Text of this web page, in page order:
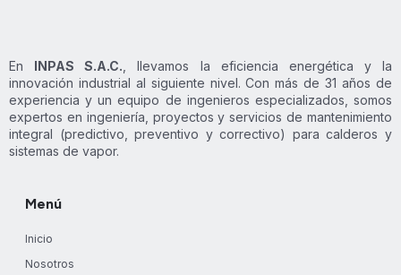
En INPAS S.A.C. , llevamos la eficiencia energética y la
innovación industrial al siguiente nivel. Con más de 31 años de
experiencia y un equipo de ingenieros especializados, somos
expertos en ingeniería, proyectos y servicios de mantenimiento
integral (predictivo, preventivo y correctivo) para calderos y
sistemas de vapor.
Menú
Inicio
Nosotros